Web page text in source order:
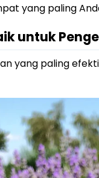
yang paling
untuk
yang paling